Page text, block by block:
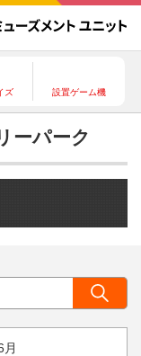
ズ 設置ゲーム機
ーパーク
月